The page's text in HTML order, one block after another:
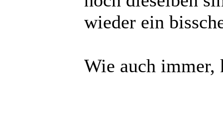
wieder ein
Wie auch immer,